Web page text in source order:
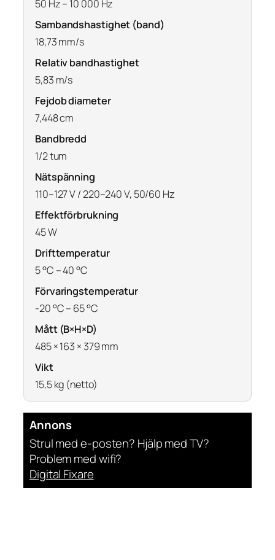
50 Hz – 10 000 Hz
Sambandshastighet (band)
18,73 mm/s
Relativ bandhastighet
5,83 m/s
Fejdob diameter
7,448 cm
Bandbredd
1/2 tum
Nätspänning
110–127 V / 220–240 V, 50/60 Hz
Effektförbrukning
45 W
Drifttemperatur
5 °C – 40 °C
Förvaringstemperatur
-20 °C – 65 °C
Mått (B×H×D)
485 × 163 × 379 mm
Vikt
15,5 kg (netto)
Annons
Strul med e-posten? Hjälp med TV?
Problem med wifi?
Digital Fixare